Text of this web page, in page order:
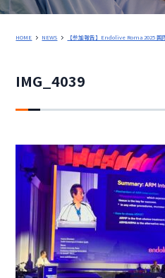
HOME NEWS 【参加報告】Endolive Roma 2025 国
IMG_4039